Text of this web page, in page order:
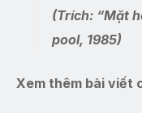
(Trích: “Mặt
pool, 1985)
Xem thêm bài viết